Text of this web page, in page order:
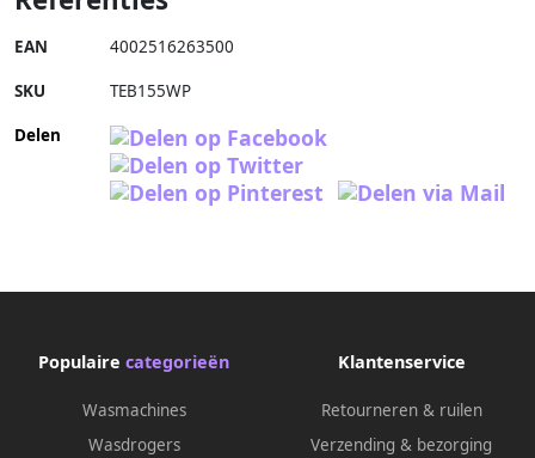
EAN 4002516263500
SKU TEB155WP
Delen
Populaire categorieën
Wasmachines
Wasdrogers
Klantenservice
Retourneren & ruilen
Verzending & bezorging